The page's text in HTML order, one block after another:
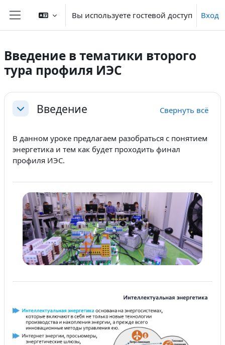
Перейти к основному содержанию
Боковая панель
Вы используете гостевой доступ Вход
Введение в тематики второго
тура профиля ИЭС
Section outline
СвернутьВведение Свернуть всё
В данном уроке предлагаем разобраться с понятием
энергетика и тем как будет проходить финал
профиля ИЭС.